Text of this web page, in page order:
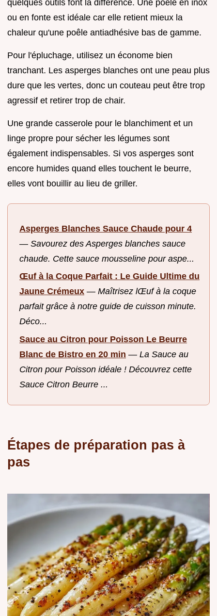
quelques outils font la différence. Une poêle en inox
ou en fonte est idéale car elle retient mieux la
chaleur qu'une poêle antiadhésive bas de gamme.
Pour l'épluchage, utilisez un économe bien
tranchant. Les asperges blanches ont une peau plus
dure que les vertes, donc un couteau peut être trop
agressif et retirer trop de chair.
Une grande casserole pour le blanchiment et un
linge propre pour sécher les légumes sont
également indispensables. Si vos asperges sont
encore humides quand elles touchent le beurre,
elles vont bouillir au lieu de griller.
Asperges Blanches Sauce Chaude pour 4
— Savourez des Asperges blanches sauce
chaude. Cette sauce mousseline pour aspe...
Œuf à la Coque Parfait : Le Guide Ultime du
Jaune Crémeux — Maîtrisez lŒuf à la coque
parfait grâce à notre guide de cuisson minute.
Déco...
Sauce au Citron pour Poisson Le Beurre
Blanc de Bistro en 20 min — La Sauce au
Citron pour Poisson idéale ! Découvrez cette
Sauce Citron Beurre ...
Étapes de préparation pas à
pas